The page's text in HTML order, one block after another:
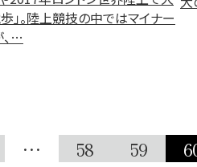
」。陸上競技の中ではマイナー
…
… 58 59